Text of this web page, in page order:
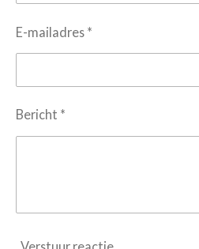
E-mailadres *
Bericht *